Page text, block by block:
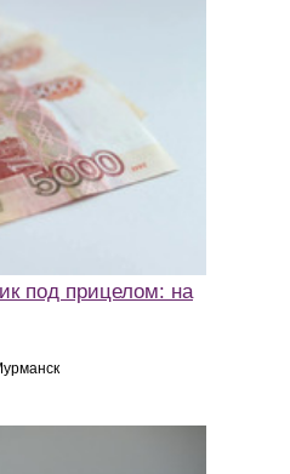
под прицелом: на